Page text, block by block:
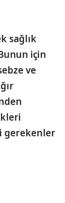
sağlık
için
ve
gerekenler